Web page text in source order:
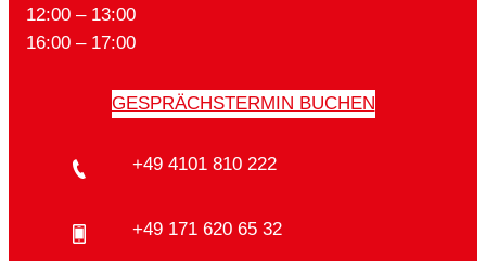
12:00 – 13:00
16:00 – 17:00
GESPRÄCHSTERMIN BUCHEN
+49 4101 810 222
+49 171 620 65 32